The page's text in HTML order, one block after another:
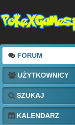
FORUM
UŻYTKOWNICY
SZUKAJ
KALENDARZ